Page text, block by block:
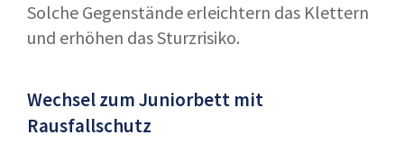
Solche Gegenstände erleichtern das Klettern
und erhöhen das Sturzrisiko.
Wechsel zum Juniorbett mit
Rausfallschutz